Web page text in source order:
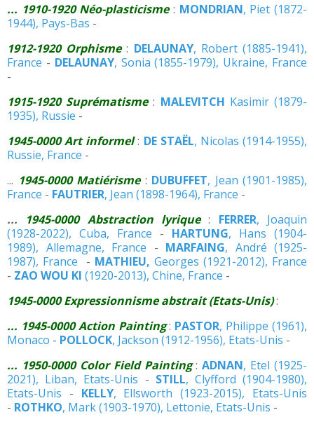
... 1910-1920 Néo-plasticisme: MONDRIAN, Piet (1872-
1944), Pays-Bas -
1912-1920 Orphisme: DELAUNAY, Robert (1885-1941),
France - DELAUNAY, Sonia (1855-1979), Ukraine, France
-
1915-1920 Suprématisme: MALEVITCH Kasimir (1879-
1935), Russie -
1945-0000 Art informel: DE STAËL, Nicolas (1914-1955),
Russie, France -
... 1945-0000 Matiérisme: DUBUFFET, Jean (1901-1985),
France - FAUTRIER, Jean (1898-1964), France -
...
1945-0000 Abstraction lyrique: FERRER, Joaquin
(1928-2022), Cuba, France - HARTUNG, Hans (1904-
1989), Allemagne, France - MARFAING, André (1925-
1987), France - MATHIEU, Georges (1921-2012), France
- ZAO WOU KI (1920-2013), Chine, France -
1945-0000 Expressionnisme abstrait (Etats-Unis):
... 1945-0000 Action Painting: PASTOR, Philippe (1961),
Monaco - POLLOCK, Jackson (1912-1956), Etats-Unis -
... 1950-0000 Color Field Painting:ADNAN, Etel (1925-
2021), Liban, Etats-Unis - STILL, Clyfford (1904-1980),
Etats-Unis - KELLY, Ellsworth (1923-2015), Etats-Unis
- ROTHKO, Mark (1903-1970), Lettonie, Etats-Unis -